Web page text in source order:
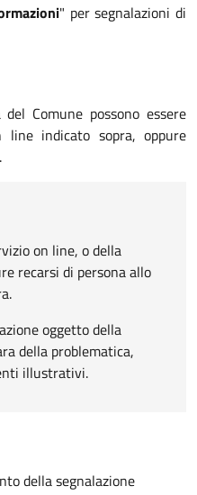
" per segnalazioni di
Comune possono essere
indicato sopra, oppure
on line, o della
recarsi di persona allo
oggetto della
della problematica,
illustrativi.
della segnalazione